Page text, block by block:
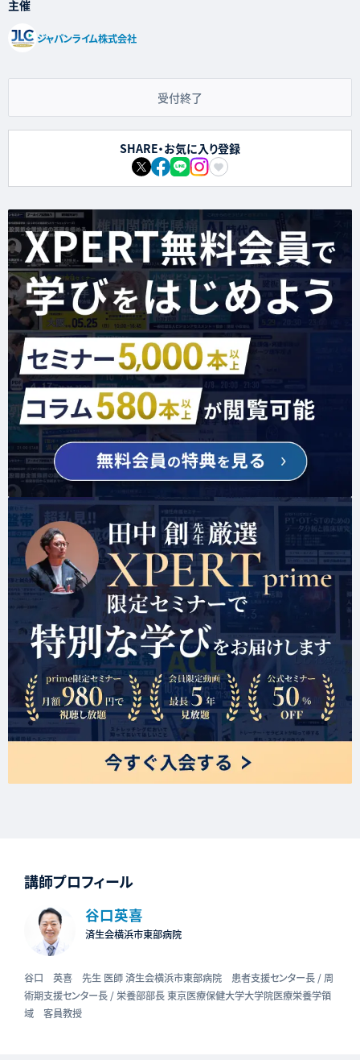
主催
ジャパンライム株式会社
受付終了
SHARE・お気に入り登録
講師プロフィール
谷口英喜
済生会横浜市東部病院
谷口 英喜 先生 医師 済生会横浜市東部病院 患者支援センター長 / 周
術期支援センター長 / 栄養部部長 東京医療保健大学大学院医療栄養学領
域 客員教授